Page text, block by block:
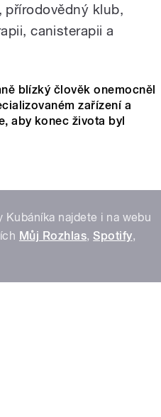
přírodovědný klub,
canisterapii a
blízký člověk onemocněl
zařízení a
aby konec života byl
najdete i na webu
Můj Rozhlas,Spotify,